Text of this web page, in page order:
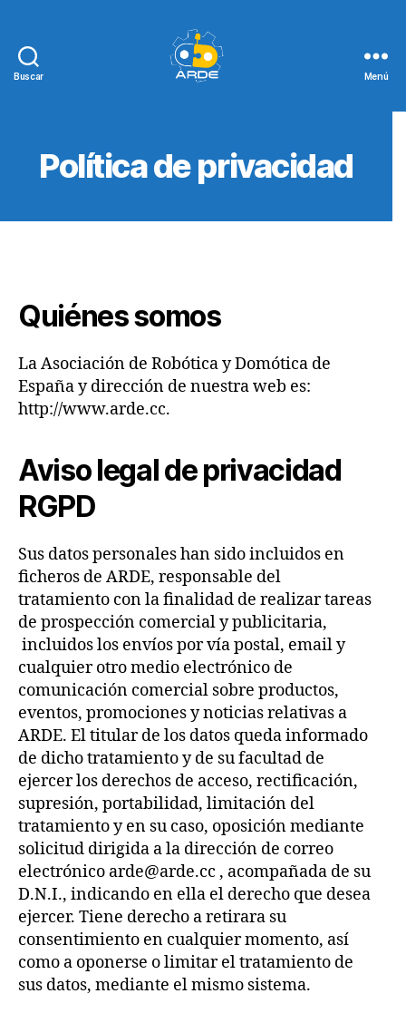
Buscar Menú
Política de privacidad
Quiénes somos
La Asociación de Robótica y Domótica de
España y dirección de nuestra web es:
http://www.arde.cc.
Aviso legal de privacidad
RGPD
Sus datos personales han sido incluidos en
ficheros de ARDE, responsable del
tratamiento con la finalidad de realizar tareas
de prospección comercial y publicitaria,
incluidos los envíos por vía postal, email y
cualquier otro medio electrónico de
comunicación comercial sobre productos,
eventos, promociones y noticias relativas a
ARDE. El titular de los datos queda informado
de dicho tratamiento y de su facultad de
ejercer los derechos de acceso, rectificación,
supresión, portabilidad, limitación del
tratamiento y en su caso, oposición mediante
solicitud dirigida a la dirección de correo
electrónico arde@arde.cc , acompañada de su
D.N.I., indicando en ella el derecho que desea
ejercer. Tiene derecho a retirara su
consentimiento en cualquier momento, así
como a oponerse o limitar el tratamiento de
sus datos, mediante el mismo sistema.